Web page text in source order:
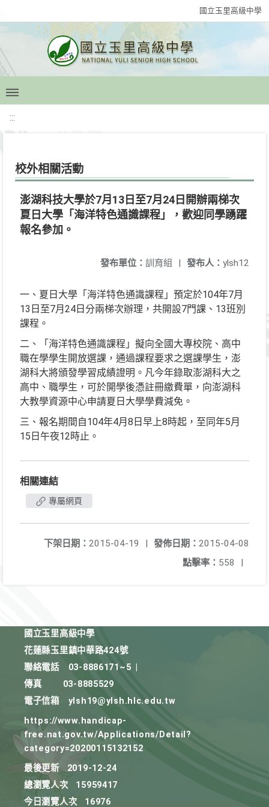
國立玉里高級中學
:::
校外相關活動
澎湖科技大學於7月13日至7月24日開辦兩梯次
夏日大學「海洋特色通識課程」，歡迎同學踴躍
報名參加。
發布人： ylsh12
發布單位： 訓育組 |
一、夏日大學「海洋特色通識課程」預定於104年7月
13日至7月24日分兩梯次辦理，共開設7門課、13班別
課程。
二、「海洋特色通識課程」擬向全國大專校院、高中
職在學學生開放選課，通過課程要求之選課學生，澎
湖科大將頒發學習成績證明。凡今年錄取澎湖科大之
高中、職學生，可於開學後憑註冊繳費單，向澎湖科
大教學資源中心申請夏日大學學費減免。
三、報名期間自104年4月8日早上8時起，至同年5月
15日午夜12時止。
相關連結
專屬網頁
發佈日期： 2015-04-08
下架日期： 2015-04-19
|
點擊率： 558 |
國立玉里高級中學
花蓮縣玉里鎮中華路424號
聯絡電話
03-8886171~5
傳真
03-8885529
電子信箱
ylsh19@ylsh.hlc.edu.tw
https://www.handicap-
free.nat.gov.tw/Applications/Detail?
category=20200115132152
最後更新
2019-12-24
總瀏覽人次
15959417
今日瀏覽人次
16976